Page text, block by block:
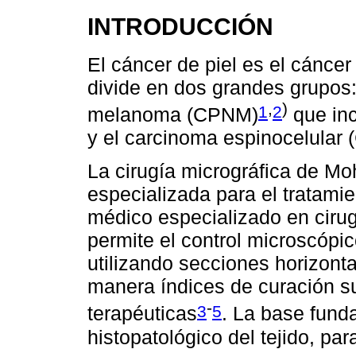
INTRODUCCIÓN
El cáncer de piel es el
divide en dos grandes
melanoma (CPNM)1,2) que
y el carcinoma espinocelular
La cirugía micrográfica de
especializada para el
médico especializado en
permite el control
utilizando secciones
manera índices de curación
terapéuticas3-5. La base
histopatológico del tejido,